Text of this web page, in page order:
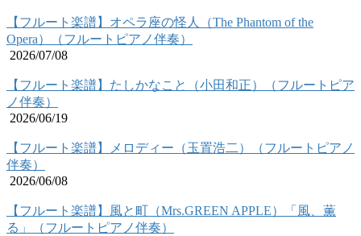
【フルート楽譜】オペラ座の怪人（The Phantom of the
Opera）（フルートピアノ伴奏）
2026/07/08
【フルート楽譜】たしかなこと（小田和正）（フルートピア
ノ伴奏）
2026/06/19
【フルート楽譜】メロディー（玉置浩二）（フルートピアノ
伴奏）
2026/06/08
【フルート楽譜】風と町（Mrs.GREEN APPLE）「風、薫
る」（フルートピアノ伴奏）